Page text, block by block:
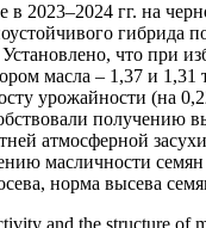
2023–2024 гг. на
гибрида
что при
масла – 1,37 и
урожайности (на
получению
атмосферной
масличности семян
норма высева
and the structure of